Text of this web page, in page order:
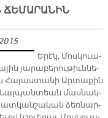
Պատ­րիար­քա­
Ա­րամ Արք. Ա­թէ­շեան Ա­
մը ու­ղար­կած է
Հրա­նոյշ Յա­կո­բեա­
պաշ­տօ­նա­պէս
բո­վան­դա­